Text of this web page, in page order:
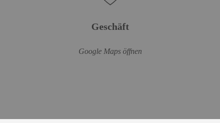
Geschäft
Google Maps öffnen